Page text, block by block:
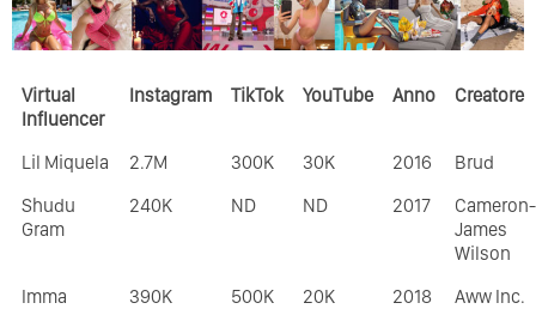
Virtual
Influencer
Instagram TikTok YouTube Anno Creatore
Lil Miquela 2.7M 300K 30K 2016
Brud
Shudu
Gram
240K ND ND 2017
Cameron-
James
Wilson
Imma
390K 500K 20K 2018
Aww Inc.